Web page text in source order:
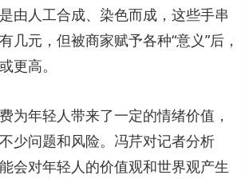
由人工合成、染色而成，这些手串
几元，但被商家赋予各种“意义”后，
更高。
为年轻人带来了一定的情绪价值，
少问题和风险。冯芹对记者分析
会对年轻人的价值观和世界观产生